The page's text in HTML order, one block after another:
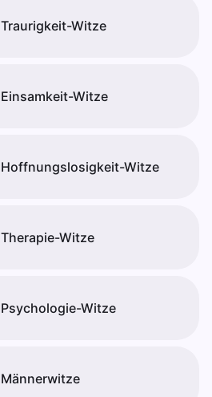
Traurigkeit-Witze
Einsamkeit-Witze
Hoffnungslosigkeit-Witze
Therapie-Witze
Psychologie-Witze
Männerwitze